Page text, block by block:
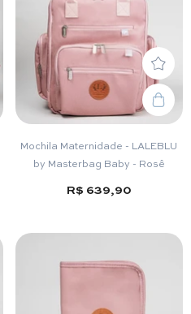
Mochila Maternidade - LALEBLU
by Masterbag Baby - Rosê
R$ 639,90